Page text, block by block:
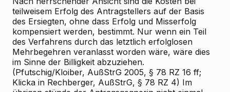
teilweisem Erfolg des Antragstellers auf der Basis
des Ersiegten, ohne dass Erfolg und Misserfolg
kompensiert werden, bestimmt. Nur wenn ein Teil
des Verfahrens durch das letztlich erfolglosen
Mehrbegehren veranlasst worden wäre, wäre dies
im Sinne der Billigkeit abzuziehen.
(Pfutschig/Kloiber, AußStrG 2005, § 78 RZ 16 ff;
Klicka in Rechberger, AußStrG, § 78 RZ 4) Im